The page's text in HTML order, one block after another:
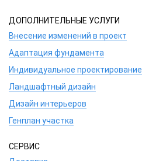
ДОПОЛНИТЕЛЬНЫЕ УСЛУГИ
Внесение изменений в проект
Адаптация фундамента
Индивидуальное проектирование
Ландшафтный дизайн
Дизайн интерьеров
Генплан участка
СЕРВИС